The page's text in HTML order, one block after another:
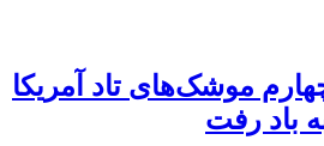
موشک‌های تاد آمریکا